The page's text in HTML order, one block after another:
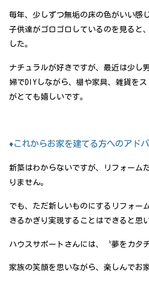
毎年、少しずつ無垢の床の色がいい感
子供達がゴロゴロしているのを見ると
した。
ナチュラルが好きですが、最近は少し
婦でDIYしながら、棚や家具、雑貨を
がとても嬉しいです。
♦これからお家を建てる方へのアド
新築はわからないですが、リフォーム
りません。
でも、ただ新しいものにするリフォー
きるかぎり実現することはできると思
ハウスサポートさんには、〝夢をカタ
家族の笑顔を思いながら、楽しんでお